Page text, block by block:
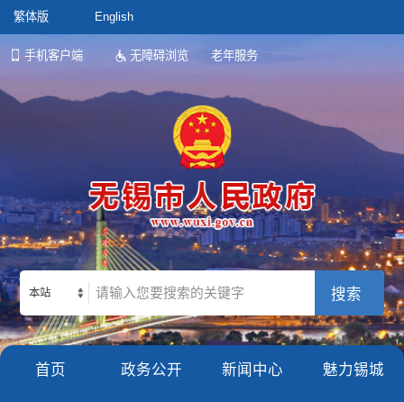
繁体版 English
手机客户端 无障碍浏览 老年服务
本站
首页 政务公开 新闻中心 魅力锡城